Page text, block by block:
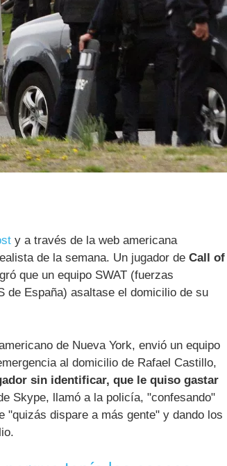
y a través de la web americana
de la semana. Un jugador de Call of
que un equipo SWAT (fuerzas
de España) asaltase el domicilio de su
de Nueva York, envió un equipo
al domicilio de Rafael Castillo,
sin identificar, que le quiso gastar
Skype, llamó a la policía, "confesando"
"quizás dispare a más gente" y dando los